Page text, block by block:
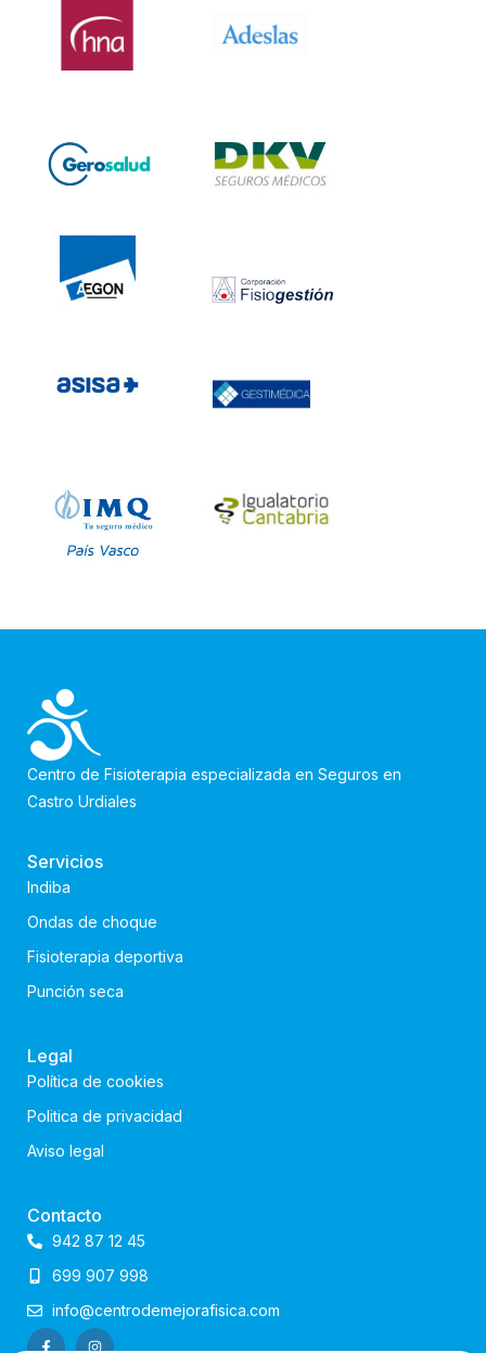
Centro de Fisioterapia especializada en Seguros en
Castro Urdiales
Servicios
Indiba
Ondas de choque
Fisioterapia deportiva
Punción seca
Legal
Política de cookies
Politica de privacidad
Aviso legal
Contacto
942 87 12 45
699 907 998
info@centrodemejorafisica.com